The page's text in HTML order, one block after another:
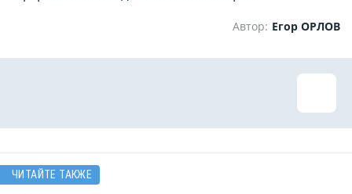
Автор: Егор ОРЛОВ
ЧИТАЙТЕ ТАКЖЕ